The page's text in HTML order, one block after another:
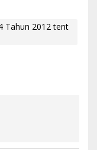
Tahun 2012 tent